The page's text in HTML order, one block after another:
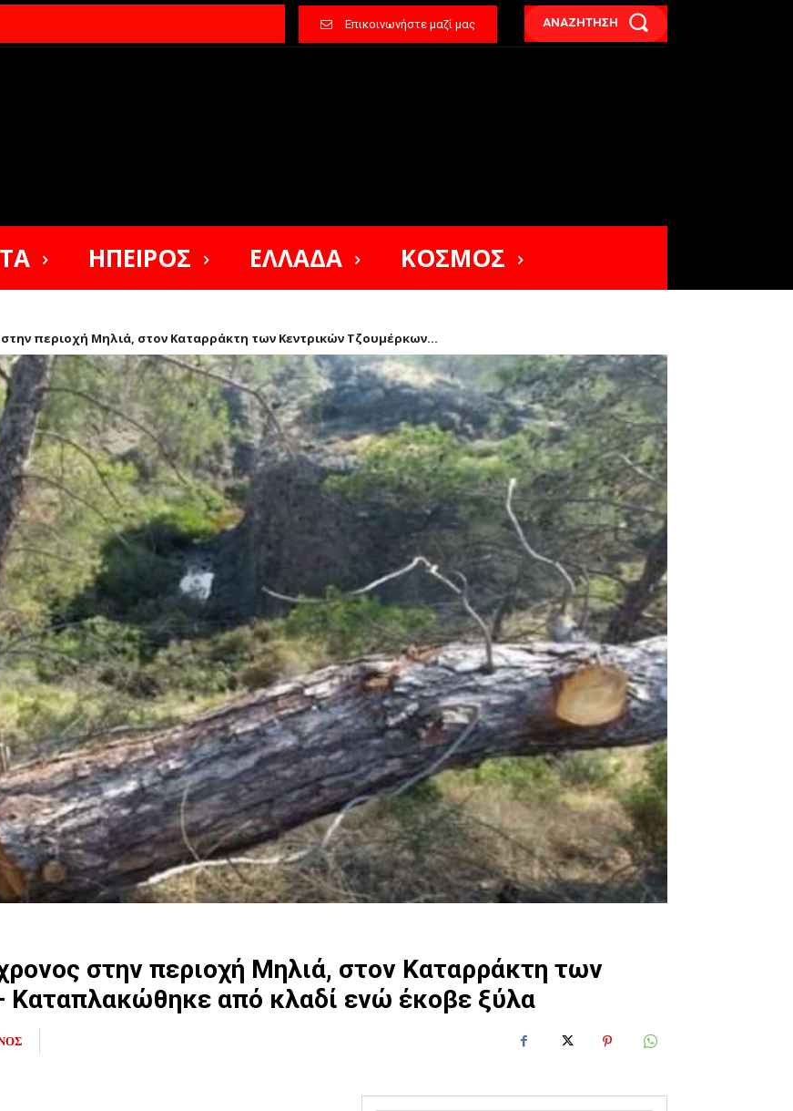
Επικοινωνήστε μαζί μας ΑΝΑΖΗΤΗΣΗ
ΗΠΕΙΡΟΣ ΕΛΛΑΔΑ ΚΟΣΜΟΣ
περιοχή Μηλιά, στον Καταρράκτη των Κεντρικών Τζουμέρκων...
στην περιοχή Μηλιά, στον Καταρράκτη των
Καταπλακώθηκε από κλαδί ενώ έκοβε ξύλα